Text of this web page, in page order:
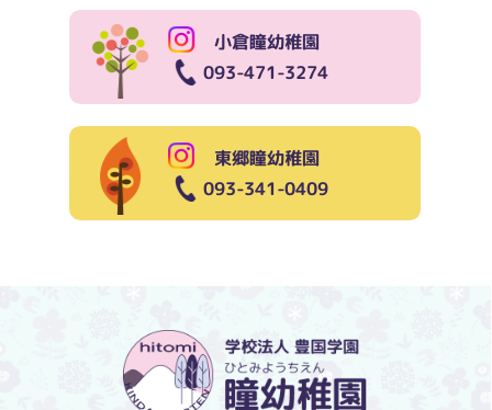
小倉瞳幼稚園
093-471-3274
東郷瞳幼稚園
093-341-0409